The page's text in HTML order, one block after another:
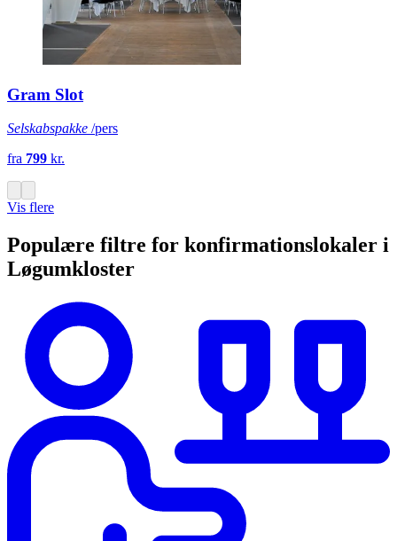
Gram Slot
Selskabspakke /pers
fra 799 kr.
Vis flere
Populære filtre for konfirmationslokaler i
Løgumkloster